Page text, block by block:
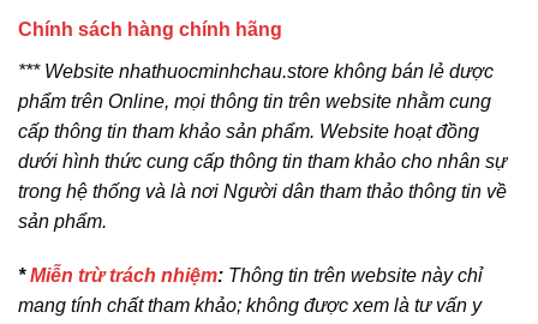
Chính sách hàng chính hãng
*** Website nhathuocminhchau.store không bán lẻ dược
phẩm trên Online, mọi thông tin trên website nhằm cung
cấp thông tin tham khảo sản phẩm. Website hoạt đồng
dưới hình thức cung cấp thông tin tham khảo cho nhân sự
trong hệ thống và là nơi Người dân tham thảo thông tin về
sản phẩm.
*Miễn trừ trách nhiệm: Thông tin trên website này chỉ
mang tính chất tham khảo; không được xem là tư vấn y